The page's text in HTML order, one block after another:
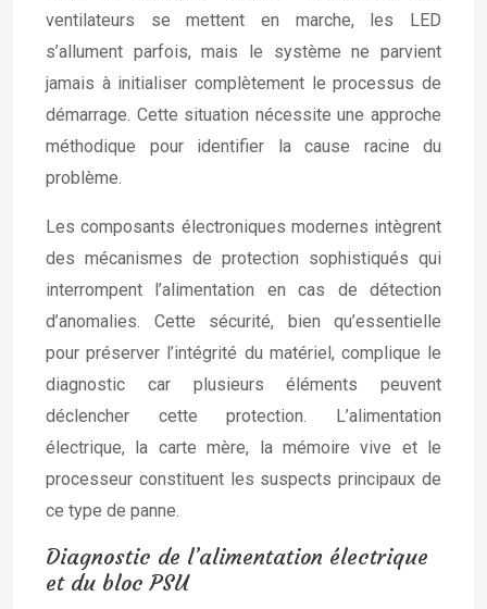
ventilateurs se mettent en marche, les LED
s’allument parfois, mais le système ne parvient
jamais à initialiser complètement le processus de
démarrage. Cette situation nécessite une approche
méthodique pour identifier la cause racine du
problème.
Les composants électroniques modernes intègrent
des mécanismes de protection sophistiqués qui
interrompent l’alimentation en cas de détection
d’anomalies. Cette sécurité, bien qu’essentielle
pour préserver l’intégrité du matériel, complique le
diagnostic car plusieurs éléments peuvent
déclencher cette protection. L’alimentation
électrique, la carte mère, la mémoire vive et le
processeur constituent les suspects principaux de
ce type de panne.
Diagnostic de l’alimentation électrique
et du bloc PSU